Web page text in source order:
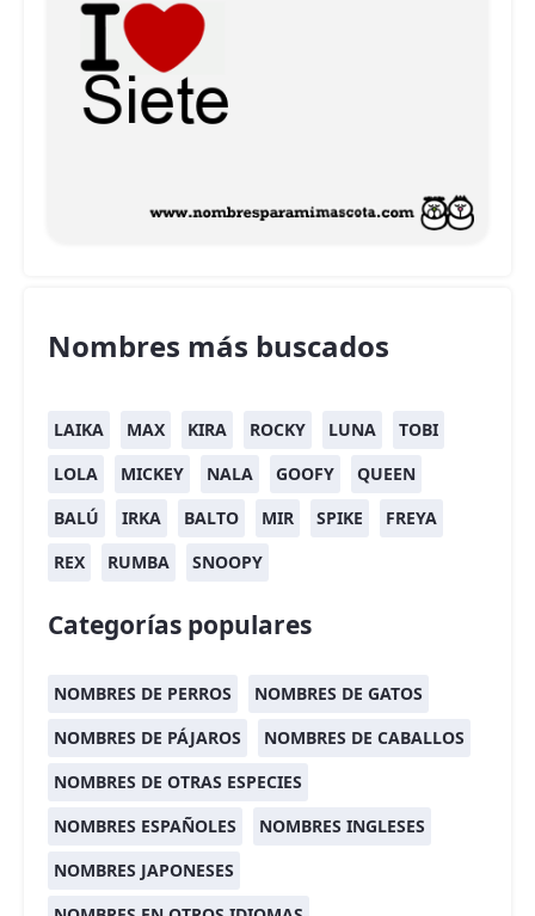
Nombres más buscados
LAIKA MAX KIRA ROCKY LUNA
TOBI
LOLA
MICKEY NALA GOOFY
QUEEN
BALÚ
IRKA BALTO MIR SPIKE
FREYA
REX
RUMBA SNOOPY
Categorías populares
NOMBRES DE PERROS
NOMBRES DE GATOS
NOMBRES DE PÁJAROS
NOMBRES DE CABALLOS
NOMBRES DE OTRAS ESPECIES
NOMBRES ESPAÑOLES
NOMBRES INGLESES
NOMBRES JAPONESES